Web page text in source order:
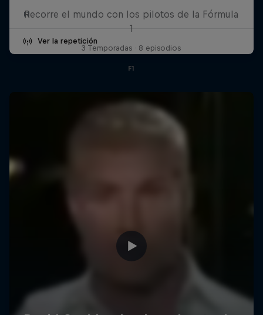
F1
Ver la repetición
Recorre el mundo con los pilotos de la Fórmula
1
3 Temporadas · 8 episodios
F1